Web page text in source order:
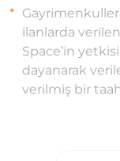
ilanlarda
Space’in
dayanarak
verilmiş bir